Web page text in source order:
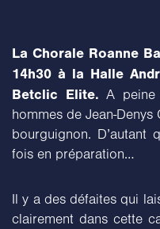
La Chorale Roanne
14h30 à la Halle
Betclic Elite. A
hommes de Jean-
bourguignon. D’autant
fois en préparation…
Il y a des défaites qui
clairement dans cette